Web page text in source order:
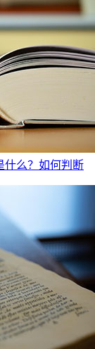
什么？如何判断